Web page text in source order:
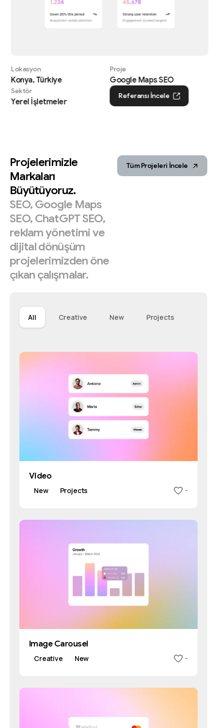
Lokasyon
Konya, Türkiye
Proje
Google Maps SEO
Sektör
Yerel İşletmeler
Referansı İncele
Projelerimizle
Markaları
Büyütüyoruz.
SEO, Google Maps
SEO, ChatGPTSEO,
reklamyönetimive
dijitaldönüşüm
projelerimizden öne
çıkan çalışmalar.
Tüm Projeleri İncele
All Creative New Projects
Video
New Projects -
Image Carousel
Creative New -